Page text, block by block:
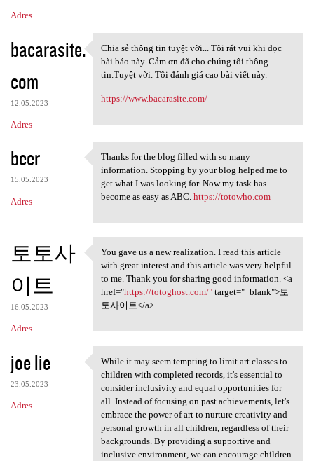
Adres
bacarasite.
com
12.05.2023
Adres
Chia sẻ thông tin tuyệt vời..
Chia sẻ thông tin tuyệt vời... Tôi rất vui khi đọc
bài báo này. Cảm ơn đã cho chúng tôi thông
tin.Tuyệt vời. Tôi đánh giá cao bài viết này.
https://www.bacarasite.com/
beer
15.05.2023
Adres
Thanks for the blog filled
Thanks for the blog filled with so many
information. Stopping by your blog helped me to
get what I was looking for. Now my task has
become as easy as ABC. https://totowho.com
토토사
이트
16.05.2023
Adres
You gave us a new realization
You gave us a new realization. I read this article
with great interest and this article was very helpful
to me. Thank you for sharing good information. <a
href="https://totoghost.com/"target="_blank">토
토사이트</a>
joe lie
23.05.2023
Adres
While it may seem tempting to
While it may seem tempting to limit art classes to
children with completed records, it's essential to
consider inclusivity and equal opportunities for
all. Instead of focusing on past achievements, let's
embrace the power of art to nurture creativity and
personal growth in all children, regardless of their
backgrounds. By providing a supportive and
inclusive environment, we can encourage children